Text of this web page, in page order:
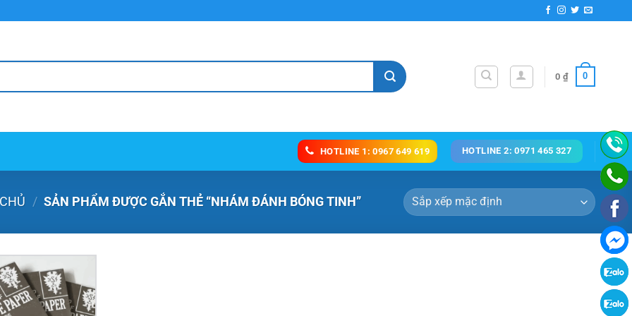
0 ₫ 0
HOTLINE 1: 0967 649 619 HOTLINE 2: 0971 465 327
/ SẢN PHẨM ĐƯỢC GẮN THẺ “NHÁM ĐÁNH BÓNG TINH”